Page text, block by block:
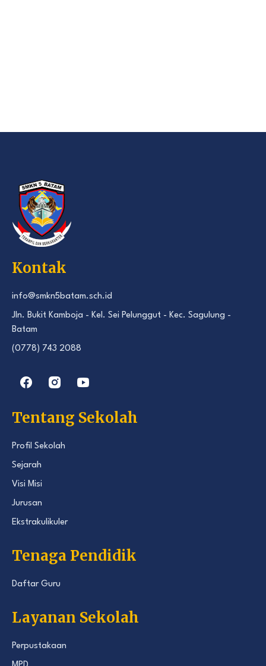
Kontak
info@smkn5batam.sch.id
Jln. Bukit Kamboja - Kel. Sei Pelunggut - Kec. Sagulung -
Batam
(0778) 743 2088
Tentang Sekolah
Profil Sekolah
Sejarah
Visi Misi
Jurusan
Ekstrakulikuler
Tenaga Pendidik
Daftar Guru
Layanan Sekolah
Perpustakaan